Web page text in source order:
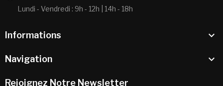
Lundi - Vendredi : 9h - 12h | 14h - 18h
Informations 
Navigation 
Rejoignez Notre Newsletter